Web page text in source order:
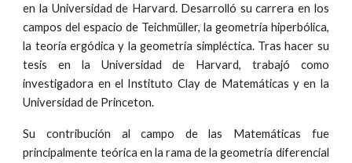
en la Universidad de Harvard. Desarrolló su carrera en los
campos del espacio de Teichmüller, la geometría hiperbólica,
la teoría ergódica y la geometría simpléctica.​ Tras hacer su
tesis en la Universidad de Harvard, trabajó como
investigadora en el Instituto Clay de Matemáticas y en la
Universidad de Princeton.
Su contribución al campo de las Matemáticas fue
principalmente teórica en la rama de la geometría diferencial